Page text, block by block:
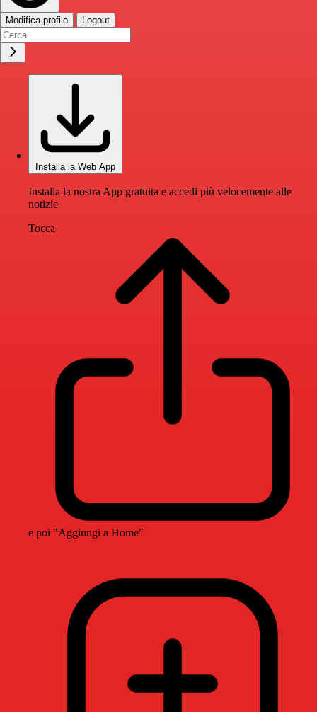
Modifica profilo Logout
Installa la Web App
Installa la nostra App gratuita e accedi più velocemente alle
notizie
Tocca
e poi "Aggiungi a Home"